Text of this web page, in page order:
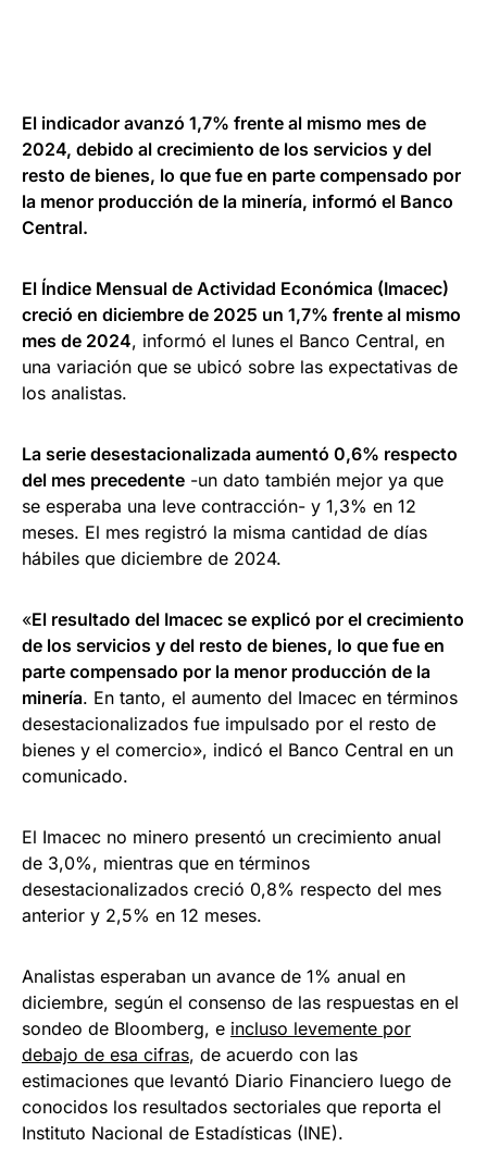
El indicador avanzó 1,7% frente al mismo mes de
2024, debido al crecimiento de los servicios y del
resto de bienes, lo que fue en parte compensado por
la menor producción de la minería, informó el Banco
Central.
El Índice Mensual de Actividad Económica (Imacec)
creció en diciembre de 2025 un 1,7% frente al mismo
mes de 2024, informó el lunes el Banco Central, en
una variación que se ubicó sobre las expectativas de
los analistas.
La serie desestacionalizada aumentó 0,6% respecto
del mes precedente -un dato también mejor ya que
se esperaba una leve contracción- y 1,3% en 12
meses. El mes registró la misma cantidad de días
hábiles que diciembre de 2024.
«El resultado del Imacec se explicó por el crecimiento
de los servicios y del resto de bienes, lo que fue en
parte compensado por la menor producción de la
minería. En tanto, el aumento del Imacec en términos
desestacionalizados fue impulsado por el resto de
bienes y el comercio», indicó el Banco Central en un
comunicado.
El Imacec no minero presentó un crecimiento anual
de 3,0%, mientras que en términos
desestacionalizados creció 0,8% respecto del mes
anterior y 2,5% en 12 meses.
Analistas esperaban un avance de 1% anual en
diciembre, según el consenso de las respuestas en el
sondeo de Bloomberg, e incluso levemente por
debajo de esa cifras, de acuerdo con las
estimaciones que levantó Diario Financiero luego de
conocidos los resultados sectoriales que reporta el
Instituto Nacional de Estadísticas (INE).